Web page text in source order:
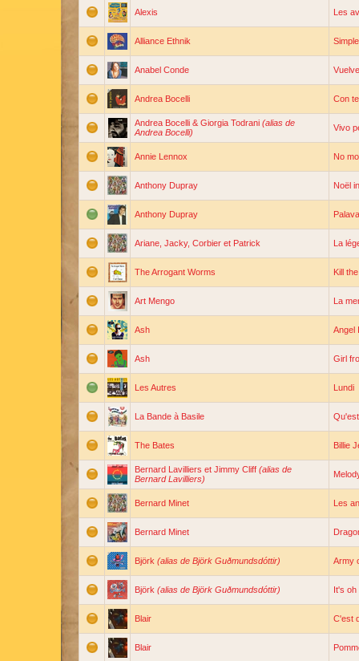
Alexis Les
Alliance Ethnik
Anabel Conde
Andrea Bocelli Con
Andrea Bocelli & Giorgia Todrani (alias de
Andrea Bocelli)
Vivo
Annie Lennox No
Anthony Dupray Noël
Anthony Dupray
Ariane, Jacky, Corbier et Patrick La
The Arrogant Worms Kill
Art Mengo La
Ash Angel
Ash Girl
Les Autres Lundi
La Bande à Basile
The Bates Billie
Bernard Lavilliers et Jimmy Cliff (alias de
Bernard Lavilliers)
Bernard Minet Les
Bernard Minet
Björk (alias de Björk Guðmundsdóttir) Army
Björk (alias de Björk Guðmundsdóttir) It's oh
Blair C'est
Blair